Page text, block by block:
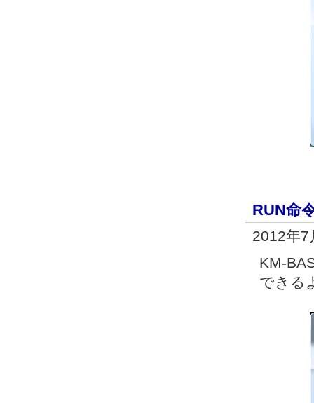
RUN命
2012年7
KM-
できる